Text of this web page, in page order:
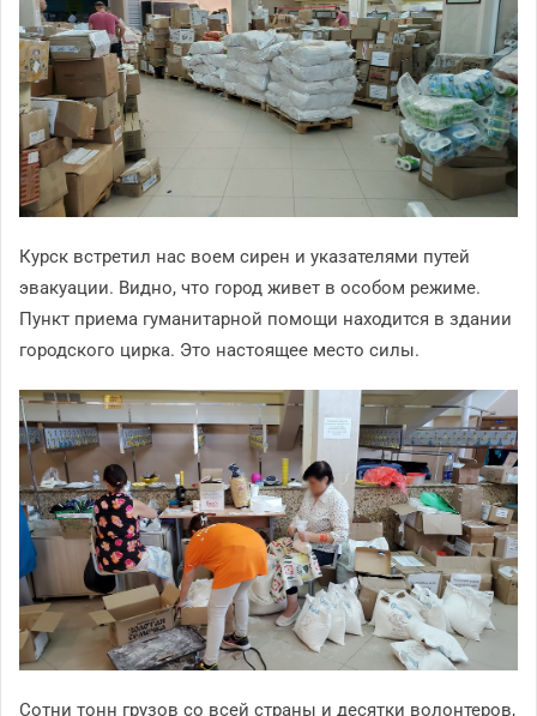
Курск встретил нас воем сирен и указателями путей
эвакуации. Видно, что город живет в особом режиме.
Пункт приема гуманитарной помощи находится в здании
городского цирка. Это настоящее место силы.
Сотни тонн грузов со всей страны и десятки волонтеров,